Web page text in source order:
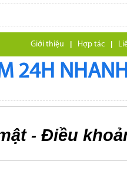
Giới thiệu | Hợp tác |
24H
- Điều